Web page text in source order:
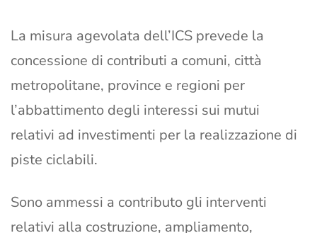
La misura agevolata dell’ICS prevede la
concessione di contributi a comuni, città
metropolitane, province e regioni per
l’abbattimento degli interessi sui mutui
relativi ad investimenti per la realizzazione di
piste ciclabili.
Sono ammessi a contributo gli interventi
relativi alla costruzione, ampliamento,